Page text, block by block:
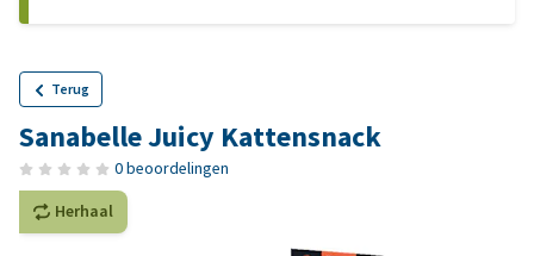
Terug
Sanabelle Juicy Kattensnack
0 beoordelingen
Herhaal